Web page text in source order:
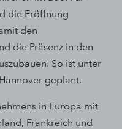
die Eröffnung
den
die Präsenz in den
So ist unter
geplant.
in Europa mit
Frankreich und